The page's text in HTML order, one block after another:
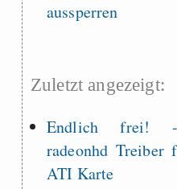
aussperren
Zuletzt angezeigt:
Endlich frei!
radeonhd Treiber
ATI Karte